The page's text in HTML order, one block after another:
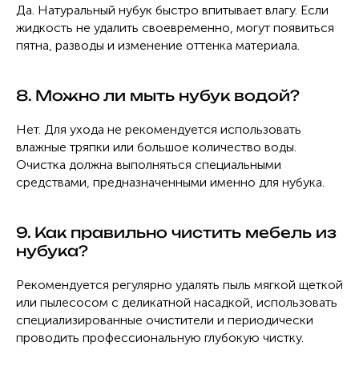
Да. Натуральный нубук быстро впитывает влагу. Если
жидкость не удалить своевременно, могут появиться
пятна, разводы и изменение оттенка материала.
8. Можно ли мыть нубук водой?
Нет. Для ухода не рекомендуется использовать
влажные тряпки или большое количество воды.
Очистка должна выполняться специальными
средствами, предназначенными именно для нубука.
9. Как правильно чистить мебель из
нубука?
Рекомендуется регулярно удалять пыль мягкой щеткой
или пылесосом с деликатной насадкой, использовать
специализированные очистители и периодически
проводить профессиональную глубокую чистку.